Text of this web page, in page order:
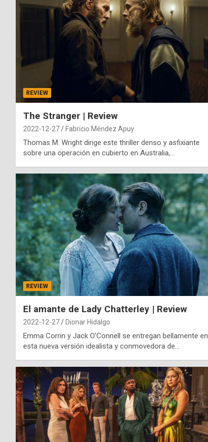
REVIEW
The Stranger | Review
2022-12-27 Fabricio Méndez Apuy
Thomas M. Wright dirige este thriller denso y asfixiante
sobre una operación en cubierto en Australia,…
REVIEW
El amante de Lady Chatterley | Review
2022-12-27 Dionar Hidalgo
Emma Corrin y Jack O’Connell se entregan bellamente en
esta nueva versión idealista y conmovedora de…